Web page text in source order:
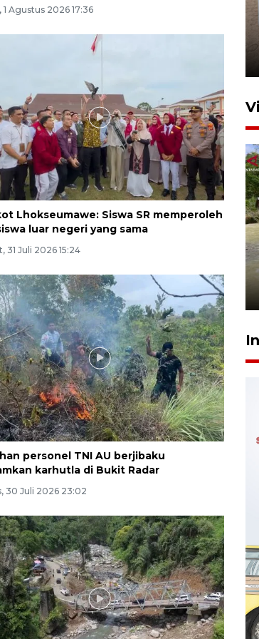
1 Agustus 2026 17:36
Lhokseumawe: Siswa SR memperoleh
luar negeri yang sama
31 Juli 2026 15:24
personel TNI AU berjibaku
karhutla di Bukit Radar
30 Juli 2026 23:02
Sabang meningkat
Dinkes Lhokseumawe uji
kualitas air cegah pencemaran
E. coli
4 Agustus 2026 21:34